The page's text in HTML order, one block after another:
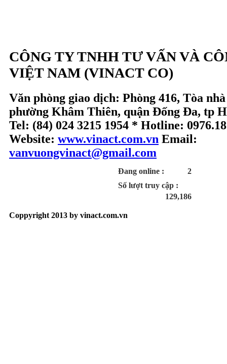
CÔNG TY TNHH TƯ VẤN VÀ
VIỆT NAM (VINACT CO)
Văn phòng giao dịch: Phòng 416, Tòa
phường Khâm Thiên, quận Đống Đa, tp
Tel: (84) 024 3215 1954 * Hotline:
Website: www.vinact.com.vn Email:
vanvuongvinact@gmail.com
Đang online :
2
Số lượt truy cập :
129,186
Coppyright 2013 by vinact.com.vn